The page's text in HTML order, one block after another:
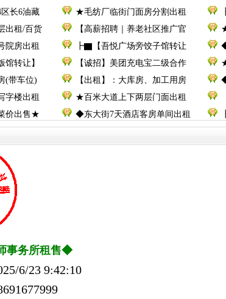
长6油藏
★毛纺厂临街门面房分割出租
出租/百货
【高薪招聘｜养老社区推广官
院房出租
┣▇【吾悦广场旁饺子馆转让
馆转让】
【诚招】美团充电宝二级合作
(带车位)
【出租】：大库房、加工用房
楼出租
★百米大道上下两层门面出租
价出售★
◆东大街7天酒店客房单间出租
事务所租售◆
6/23 9:42:10